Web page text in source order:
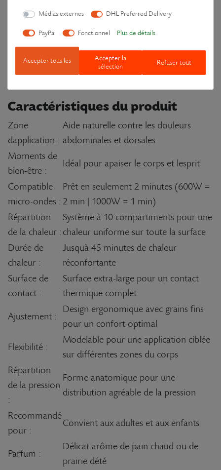
Dimensions de la surface
env. 40 × 14 × 4 cm
Poids : env. 590 g
Origine :
Conçu à Berlin, fabriqué
en Europe
Caractéristiques du produit
Zone
dapplication :
Aide naturelle contre les douleurs
abdominales et dorsales
Moments de
bien-être :
Idéal pour apaiser le corps et lesprit
Compatible
micro-ondes :
Prêt en seulement 2 minutes (600W =
2 min | 1000W = 1 min)
Répartition
de la chaleur :
Système à 10 compartiments pour une
chaleur uniforme sur toute la surface
Durée de
chaleur :
Jusquà 45 minutes de chaleur
réconfortante
Surface de
contact :
Surface extra-large pour un contact
thermique complet
Ajustement :
Design ergonomique avec grains fins
pour un confort optimal
Flexibilité :
Modelable pour une application ciblée
sur différentes zones du corps
Répartition
de la pression
:
Forme anatomique pour une
distribution agréable de la pression
Recommandé
pour :
Convient aux adultes et aux enfants
Parfum :
Délicat arôme de pain chaud ou de
prairie dété
Médias externes DHL Preferred Delivery
PayPal Fonctionnel Plus de détails
Accepter tous les
Accepter la
sélection
Refuser tout